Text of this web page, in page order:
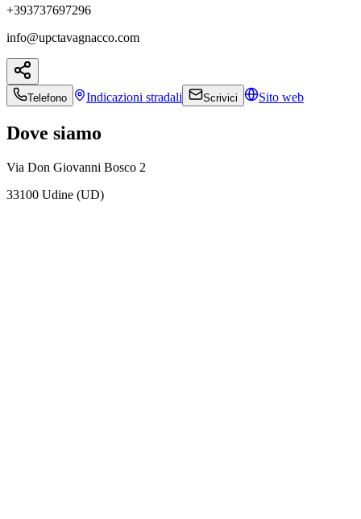
+393737697296
info@upctavagnacco.com
Telefono Indicazioni stradali Scrivici Sito web
Dove siamo
Via Don Giovanni Bosco 2
33100 Udine (UD)